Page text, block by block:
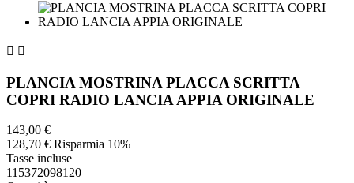
 
PLANCIA MOSTRINA PLACCA SCRITTA
COPRI RADIO LANCIA APPIA ORIGINALE
143,00 €
128,70 € Risparmia 10%
Tasse incluse
115372098120